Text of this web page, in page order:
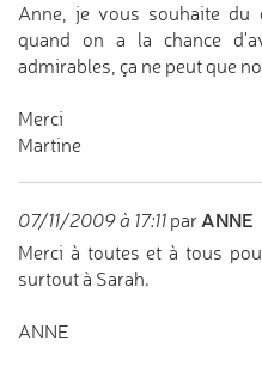
Anne, je vous souhaite du
quand on a la chance
admirables, ça ne peut que
Merci
Martine
07/11/2009 à 17:11 par ANNE
Merci à toutes et à tous
surtout à Sarah.
ANNE